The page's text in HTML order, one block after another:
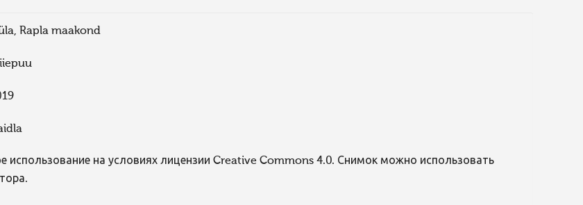
Rapla maakond
на условиях лицензии Creative Commons 4.0. Снимок можно использовать